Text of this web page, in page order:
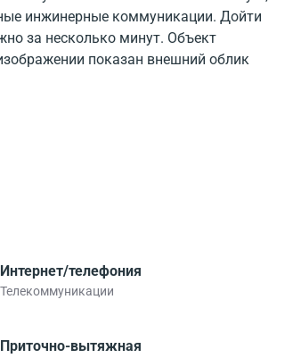
инжинерные коммуникации. Дойти
за несколько минут. Объект
показан внешний облик
4b1 можно посмотреть на карте.
Интернет/телефония
Телекоммуникации
Приточно-вытяжная